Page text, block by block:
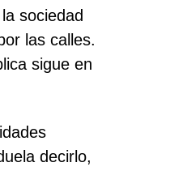
sociedad
las calles.
sigue en
decirlo,